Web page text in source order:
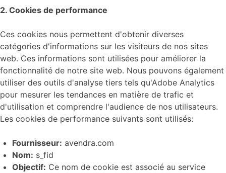
2. Cookies de performance
Ces cookies nous permettent d'obtenir diverses
catégories d'informations sur les visiteurs de nos sites
web. Ces informations sont utilisées pour améliorer la
fonctionnalité de notre site web. Nous pouvons également
utiliser des outils d'analyse tiers tels qu'Adobe Analytics
pour mesurer les tendances en matière de trafic et
d'utilisation et comprendre l'audience de nos utilisateurs.
Les cookies de performance suivants sont utilisés:
Fournisseur: avendra.com
Nom: s_fid
Objectif: Ce nom de cookie est associé au service